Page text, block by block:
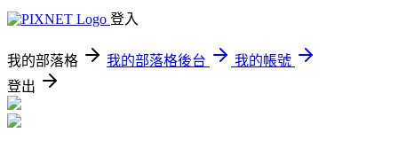
登入
我的部落格 我的部落格後台
我的帳號
登出